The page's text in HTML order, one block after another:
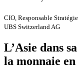
CIO, Responsable
UBS Switzerland AG
L’Asie dans
la monnaie en